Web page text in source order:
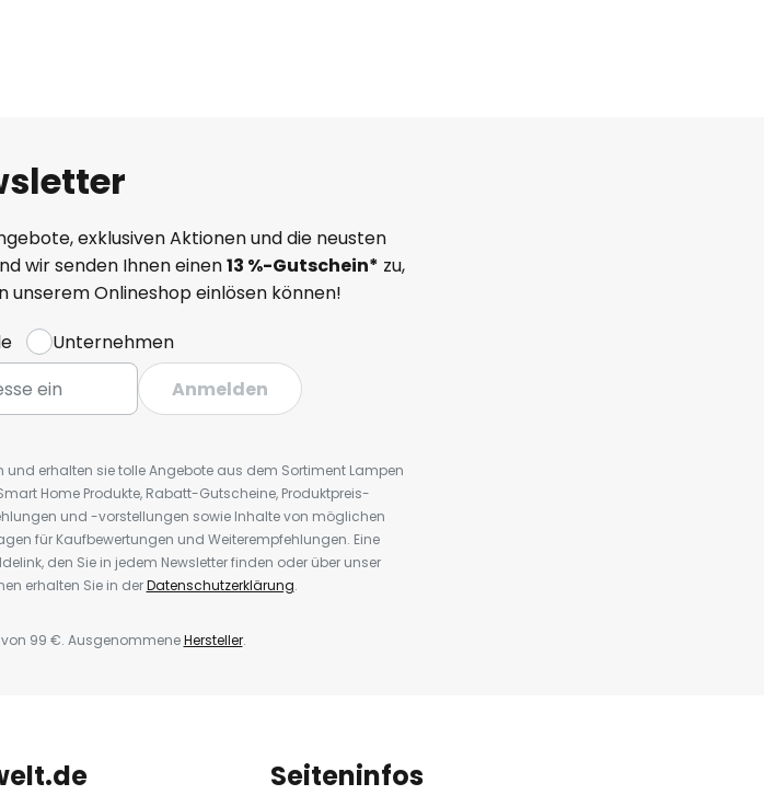
exklusiven Aktionen und die neusten
wir senden Ihnen einen13 %-Gutschein* zu,
unserem Onlineshop einlösen können!
Unternehmen
Anmelden
und erhalten sie tolle Angebote aus dem Sortiment Lampen
Home Produkte, Rabatt-Gutscheine, Produktpreis-
und -vorstellungen sowie Inhalte von möglichen
für Kaufbewertungen und Weiterempfehlungen. Eine
den Sie in jedem Newsletter finden oder über unser
erhalten Sie in derDatenschutzerklärung.
99 €. AusgenommeneHersteller.
Seiteninfos